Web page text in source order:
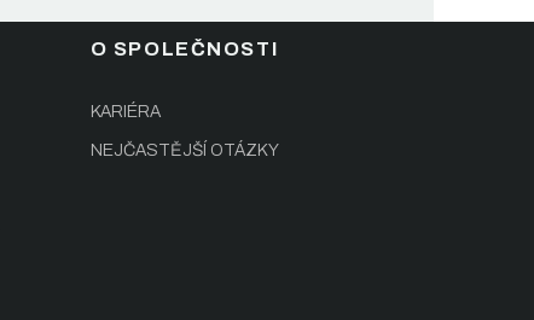
O SPOLEČNOSTI
KARIÉRA
NEJČASTĚJŠÍ OTÁZKY